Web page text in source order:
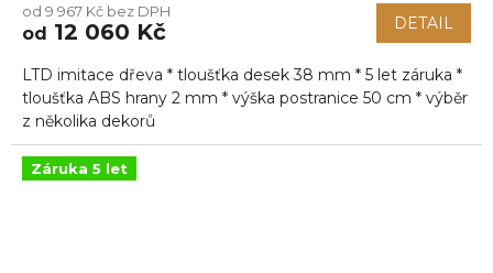
produktu
je
z
5
hvězdiček.
od 9 967 Kč bez DPH
od 12 060 Kč DETAIL
LTD imitace dřeva * tloušťka desek 38 mm * 5 let záruka *
tloušťka ABS hrany 2 mm * výška postranice 50 cm * výběr
z několika dekorů
Záruka 5 let